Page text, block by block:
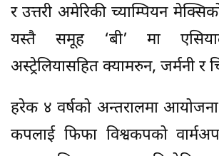
र उत्तरी अमेरिकी च्याम्पियन
यस्तै समूह ‘बी’ मा
अस्ट्रेलियासहित क्यामरुन, जर्मनी र
हरेक ४ वर्षको अन्तरालमा
कपलाई फिफा विश्वकपको वार्मअप